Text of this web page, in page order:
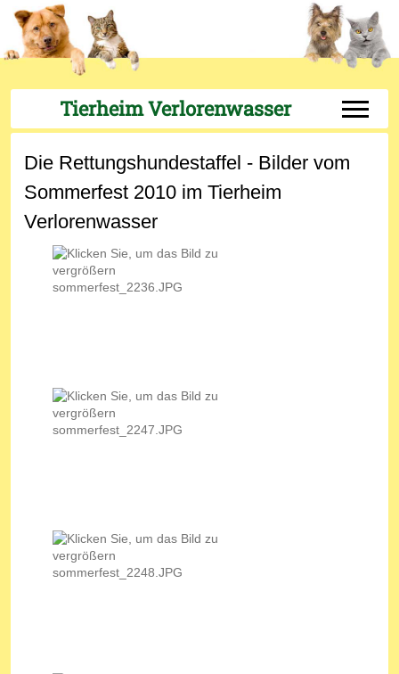
Tierheim Verlorenwasser Off-
Die Rettungshundestaffel - Bilder vom
Sommerfest 2010 im Tierheim
Verlorenwasser